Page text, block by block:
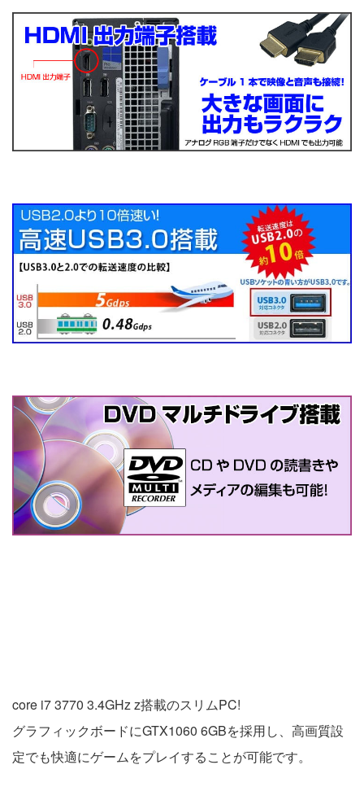
core i7 3770 3.4GHz z搭載のスリムPC!
グラフィックボードにGTX1060 6GBを採用し、高画質設
定でも快適にゲームをプレイすることが可能です。